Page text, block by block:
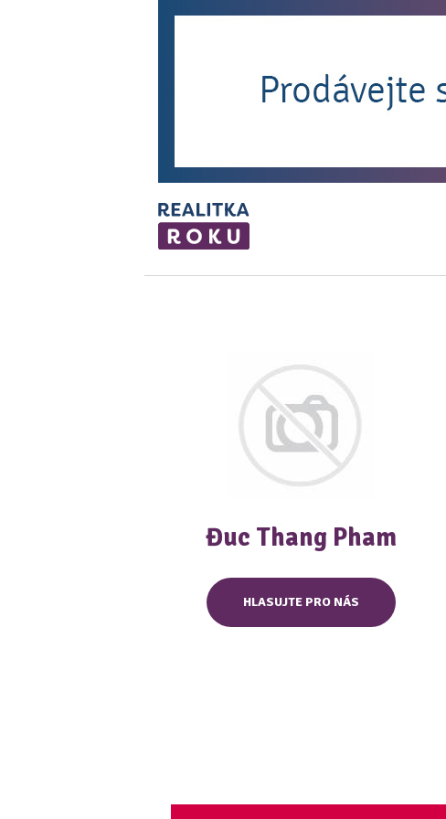
Đuc Thang Pham
HLASUJTE PRO NÁS